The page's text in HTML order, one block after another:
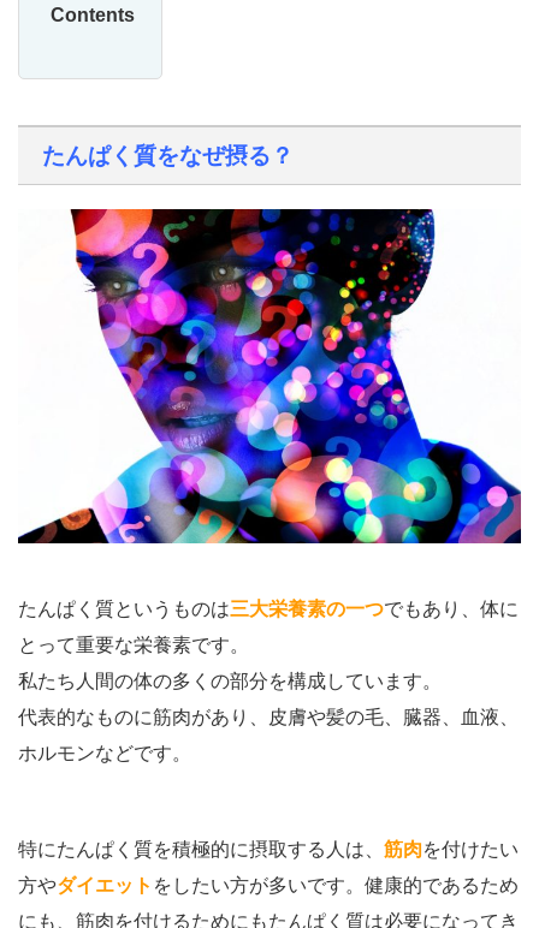
Contents
たんぱく質をなぜ摂る？
たんぱく質というものは三大栄養素の一つでもあり、体に
とって重要な栄養素です。
私たち人間の体の多くの部分を構成しています。
代表的なものに筋肉があり、皮膚や髪の毛、臓器、血液、
ホルモンなどです。
特にたんぱく質を積極的に摂取する人は、 筋肉を付けたい
方やダイエット をしたい方が多いです。健康的であるため
にも、筋肉を付けるためにもたんぱく質は必要になってき